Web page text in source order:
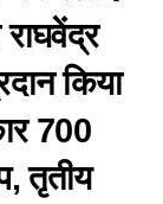
राघवेंद्र
किया
700
तृतीय